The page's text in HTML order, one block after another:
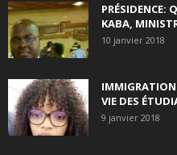
PRÉSIDENCE:
KABA,
10 janvier 2018
VIE DES
9 janvier 2018